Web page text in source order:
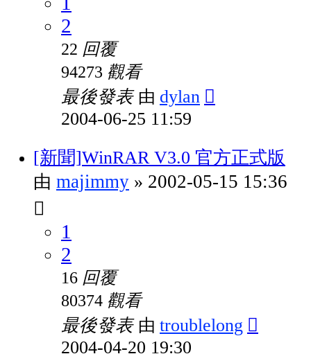
2
22 回覆
94273 觀看
最後發表 由 dylan
2004-06-25 11:59
[新聞]WinRAR V3.0 官方正式版
由 majimmy » 2002-05-15 15:36
1
2
16 回覆
80374 觀看
最後發表 由 troublelong
2004-04-20 19:30